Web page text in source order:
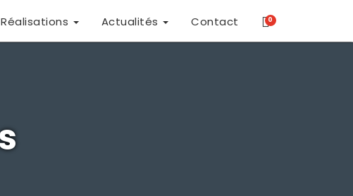
Réalisations Actualités Contact 0